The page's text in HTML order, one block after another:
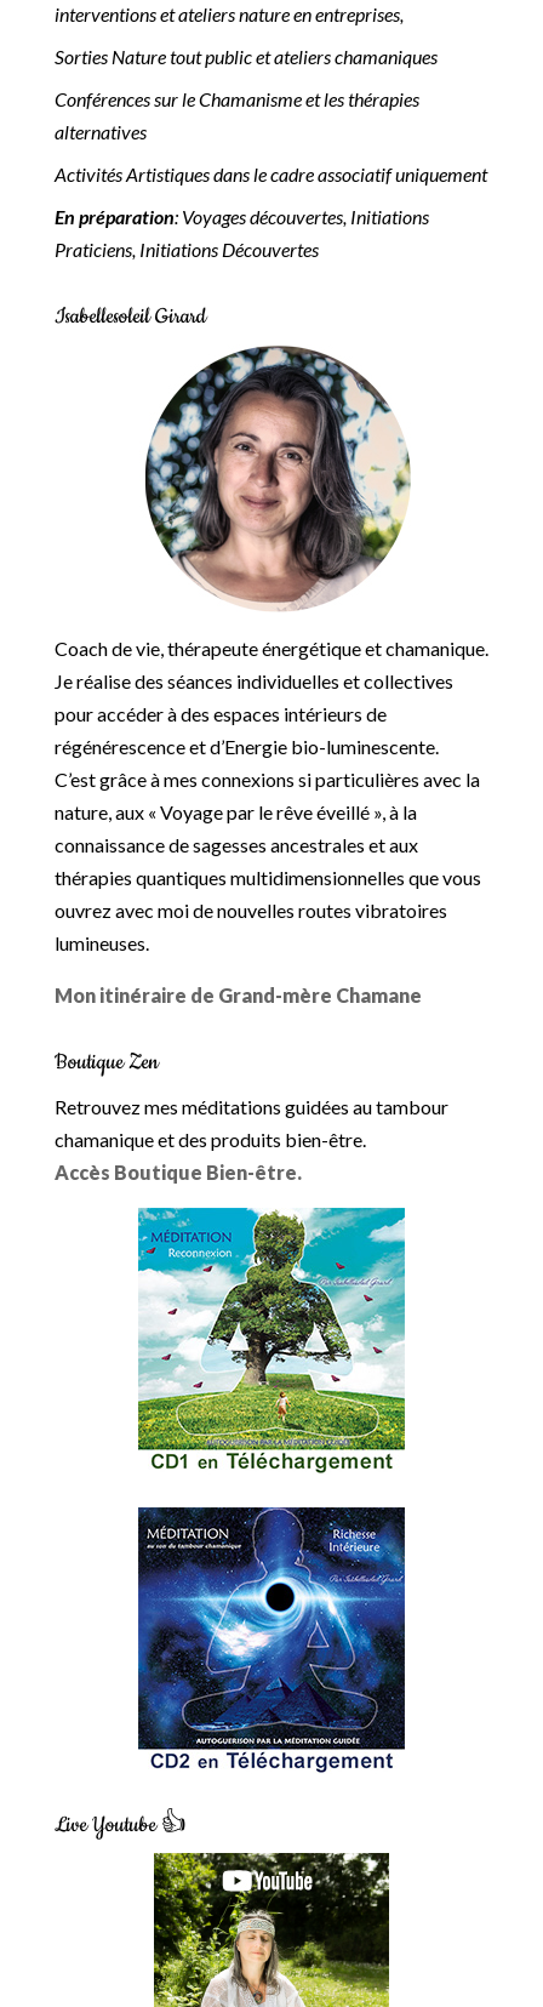
interventions et ateliers nature en entreprises,
Sorties Nature tout public et ateliers chamaniques
Conférences sur le Chamanisme et les thérapies
alternatives
Activités Artistiques dans le cadre associatif uniquement
En préparation: Voyages découvertes, Initiations
Praticiens, Initiations Découvertes
Isabellesoleil Girard
Coach de vie, thérapeute énergétique et chamanique.
Je réalise des séances individuelles et collectives
pour accéder à des espaces intérieurs de
régénérescence et d’Energie bio-luminescente.
C’est grâce à mes connexions si particulières avec la
nature, aux « Voyage par le rêve éveillé », à la
connaissance de sagesses ancestrales et aux
thérapies quantiques multidimensionnelles que vous
ouvrez avec moi de nouvelles routes vibratoires
lumineuses.
Mon itinéraire de Grand-mère Chamane
Boutique Zen
Retrouvez mes méditations guidées au tambour
chamanique et des produits bien-être.
Accès Boutique Bien-être.
Live Youtube 👍